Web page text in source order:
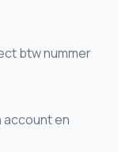
btw nummer
account en